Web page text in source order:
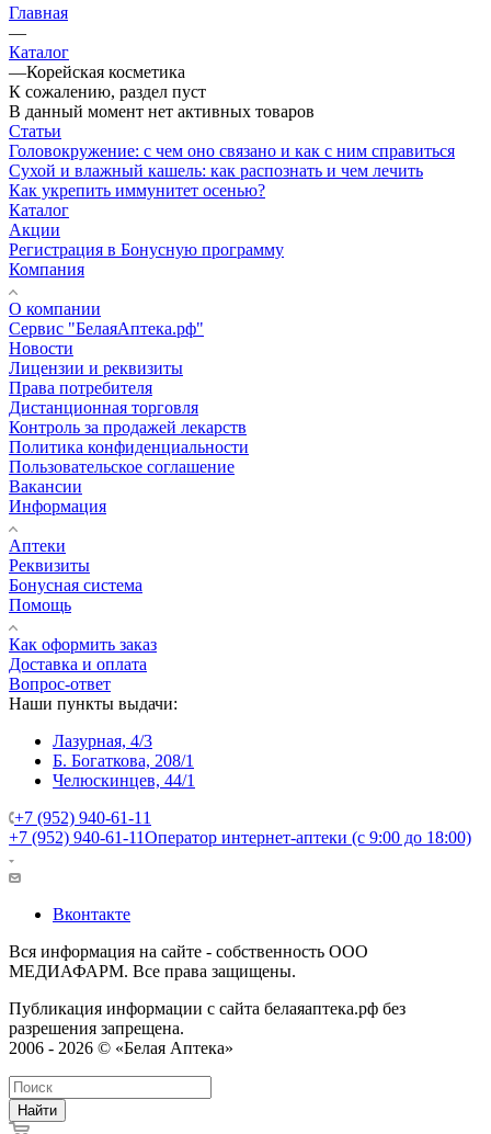
Главная
—
Каталог
—Корейская косметика
К сожалению, раздел пуст
В данный момент нет активных товаров
Статьи
Головокружение: с чем оно связано и как с ним справиться
Сухой и влажный кашель: как распознать и чем лечить
Как укрепить иммунитет осенью?
Каталог
Акции
Регистрация в Бонусную программу
Компания
О компании
Сервис "БелаяАптека.рф"
Новости
Лицензии и реквизиты
Права потребителя
Дистанционная торговля
Контроль за продажей лекарств
Политика конфиденциальности
Пользовательское соглашение
Вакансии
Информация
Аптеки
Реквизиты
Бонусная система
Помощь
Как оформить заказ
Доставка и оплата
Вопрос-ответ
Наши пункты выдачи:
Лазурная, 4/3
Б. Богаткова, 208/1
Челюскинцев, 44/1
+7 (952) 940-61-11
+7 (952) 940-61-11Оператор интернет-аптеки (с 9:00 до 18:00)
Вконтакте
Вся информация на сайте - собственность ООО
МЕДИАФАРМ. Все права защищены.
Публикация информации с сайта белаяаптека.рф без
разрешения запрещена.
2006 - 2026 © «Белая Аптека»
Найти